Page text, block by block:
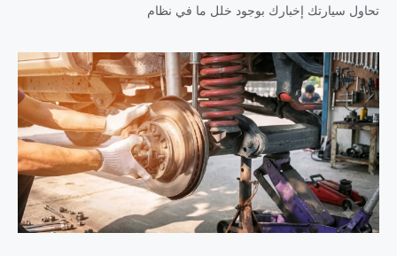
تحاول سيارتك إخبارك بوجود خلل ما في نظام